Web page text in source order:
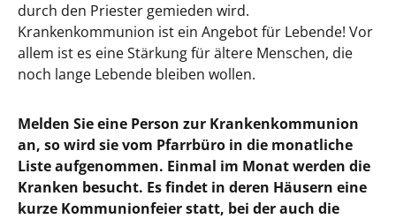
durch den Priester gemieden wird.
Krankenkommunion ist ein Angebot für Lebende! Vor
allem ist es eine Stärkung für ältere Menschen, die
noch lange Lebende bleiben wollen.
Melden Sie eine Person zur Krankenkommunion
an, so wird sie vom Pfarrbüro in die monatliche
Liste aufgenommen. Einmal im Monat werden die
Kranken besucht. Es findet in deren Häusern eine
kurze Kommunionfeier statt, bei der auch die